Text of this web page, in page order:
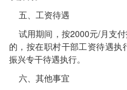
五、工资待遇
试用期间，按2000元/月支
的，按在职村干部工资待遇
振兴专干待遇执行。
六、其他事宜